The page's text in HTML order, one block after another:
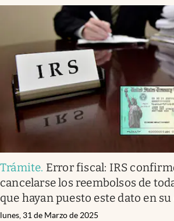
Trámite. Error fiscal: IRS
cancelarse los reembolsos de
que hayan puesto este dato en
lunes, 31 de Marzo de 2025